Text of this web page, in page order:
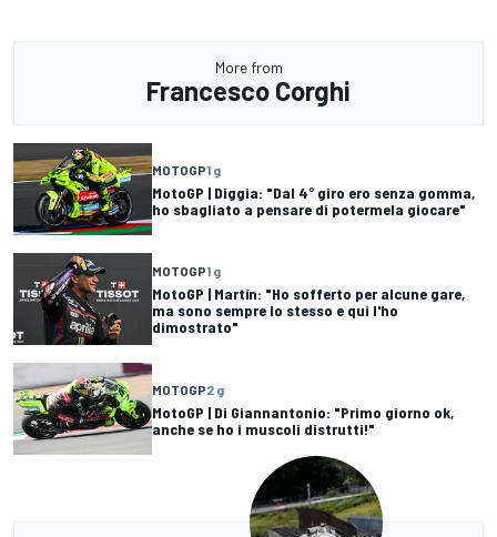
More from
Francesco Corghi
MOTOGP1 g
MotoGP | Diggia: "Dal 4° giro ero senza gomma,
ho sbagliato a pensare di potermela giocare"
MOTOGP1 g
MotoGP | Martín: "Ho sofferto per alcune gare,
ma sono sempre lo stesso e qui l'ho
dimostrato"
MOTOGP2 g
MotoGP | Di Giannantonio: "Primo giorno ok,
anche se ho i muscoli distrutti!"